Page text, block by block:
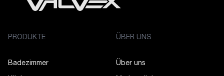
PRODUKTE
Badezimmer
ÜBER UNS
Über uns